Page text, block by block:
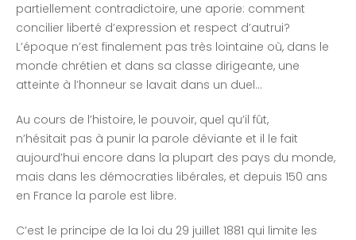
partiellement contradictoire, une aporie: comment
concilier liberté d’expression et respect d’autrui?
L’époque n’est finalement pas très lointaine où, dans le
monde chrétien et dans sa classe dirigeante, une
atteinte à l’honneur se lavait dans un duel…
Au cours de l’histoire, le pouvoir, quel qu’il fût,
n’hésitait pas à punir la parole déviante et il le fait
aujourd’hui encore dans la plupart des pays du monde,
mais dans les démocraties libérales, et depuis 150 ans
en France la parole est libre.
C’est le principe de la loi du 29 juillet 1881 qui limite les